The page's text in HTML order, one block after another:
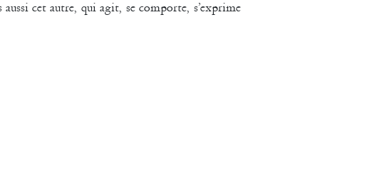
cet autre, qui agit, se comporte, s’exprime